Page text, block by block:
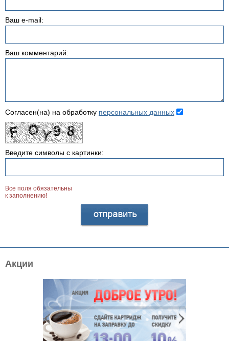
Акции
Ваш e-mail:
Ваш комментарий:
Согласен(на) на обработку персональных данных
Введите символы с картинки:
Все поля обязательны
к заполнению!